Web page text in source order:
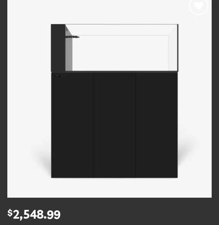
$2,548.99